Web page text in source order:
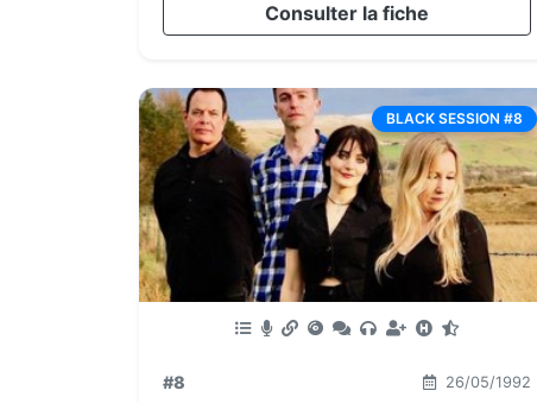
Consulter la fiche
BLACK SESSION #8
#8 26/05/1992